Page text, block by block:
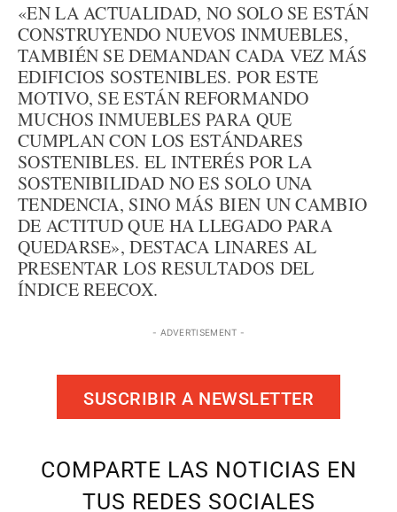
«EN LA ACTUALIDAD, NO SOLO SE ESTÁN
CONSTRUYENDO NUEVOS INMUEBLES,
TAMBIÉN SE DEMANDAN CADA VEZ MÁS
EDIFICIOS SOSTENIBLES. POR ESTE
MOTIVO, SE ESTÁN REFORMANDO
MUCHOS INMUEBLES PARA QUE
CUMPLAN CON LOS ESTÁNDARES
SOSTENIBLES. EL INTERÉS POR LA
SOSTENIBILIDAD NO ES SOLO UNA
TENDENCIA, SINO MÁS BIEN UN CAMBIO
DE ACTITUD QUE HA LLEGADO PARA
QUEDARSE», DESTACA LINARES AL
PRESENTAR LOS RESULTADOS DEL
ÍNDICE REECOX.
- ADVERTISEMENT -
SUSCRIBIR A NEWSLETTER
COMPARTE LAS NOTICIAS EN
TUS REDES SOCIALES